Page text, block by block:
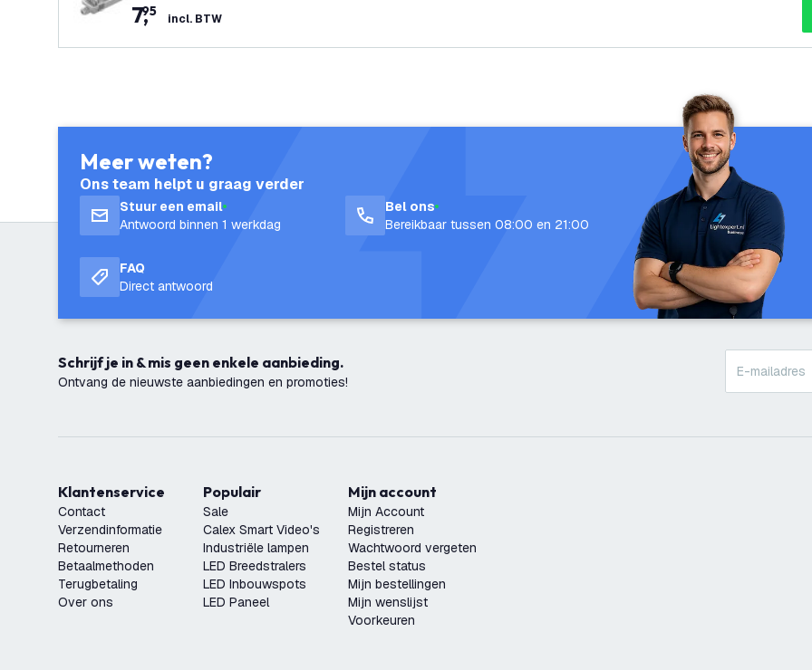
7,
95 incl. BTW
Meer weten?
Ons team helpt u graag verder
Stuur een email
Antwoord binnen 1 werkdag
Bel ons
Bereikbaar tussen 08:00 en 21:00
FAQ
Direct antwoord
Schrijf je in & mis geen enkele aanbieding.
Ontvang de nieuwste aanbiedingen en promoties!
Klantenservice
Contact
Verzendinformatie
Retourneren
Betaalmethoden
Terugbetaling
Over ons
Populair
Sale
Calex Smart Video's
Industriële lampen
LED Breedstralers
LED Inbouwspots
LED Paneel
Mijn account
Mijn Account
Registreren
Wachtwoord vergeten
Bestel status
Mijn bestellingen
Mijn wenslijst
Voorkeuren